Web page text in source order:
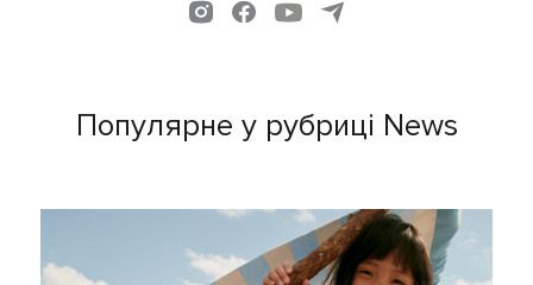
Популярне у рубриці News